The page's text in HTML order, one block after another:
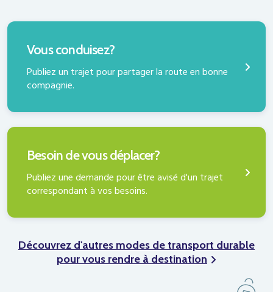
Vous conduisez?
Publiez un trajet pour partager la route en bonne
compagnie.
Besoin de vous déplacer?
Publiez une demande pour être avisé d'un trajet
correspondant à vos besoins.
Découvrez d'autres modes de transport durable
pour vous rendre à destination